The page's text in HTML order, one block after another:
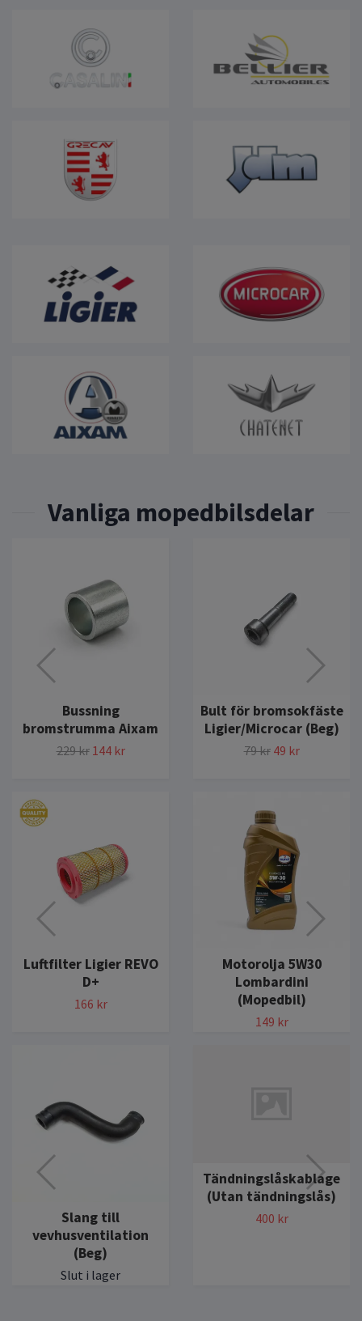
Bussning
bromstrumma Aixam
229 kr 144 kr
Bult för bromsokfäste
Ligier/Microcar (Beg)
79 kr 49 kr
Luftfilter Ligier REVO
D+
166 kr
Motorolja 5W30
Lombardini
(Mopedbil)
149 kr
Slang till
vevhusventilation
(Beg)
Slut i lager
Tändningslåskablage
(Utan tändningslås)
400 kr